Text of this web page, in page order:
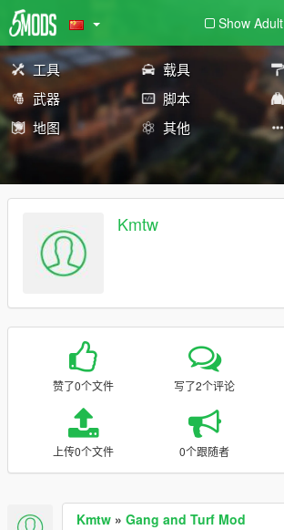
Show Adult
工具 载具
武器
脚本
地图
其他
Kmtw
赞了0个文件 写了2个评论
上传0个文件 0个跟随者
Kmtw » Gang and Turf Mod